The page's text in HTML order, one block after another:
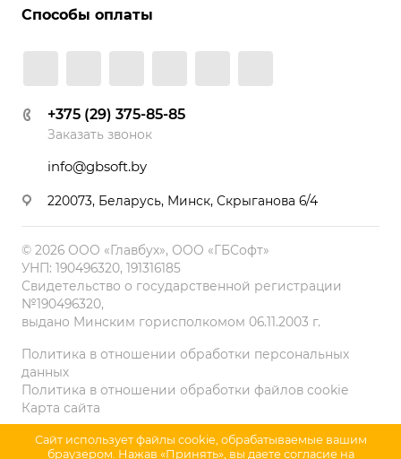
Способы оплаты
+375 (29) 375-85-85
Заказать звонок
info@gbsoft.by
220073, Беларусь, Минск, Скрыганова 6/4
© 2026 ООО «Главбух», ООО «ГБСофт»
УНП: 190496320, 191316185
Свидетельство о государственной регистрации
№190496320,
выдано Минским горисполкомом 06.11.2003 г.
Политика в отношении обработки персональных
данных
Политика в отношении обработки файлов cookie
Карта сайта
Сайт использует файлы cookie, обрабатываемые вашим
браузером. Нажав «Принять», вы даете согласие на